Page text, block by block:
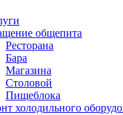
общепита
Ресторана
Бара
Магазина
Столовой
Пищеблока
холодильного